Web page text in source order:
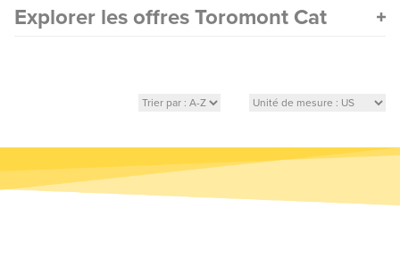
Explorer les offres Toromont Cat